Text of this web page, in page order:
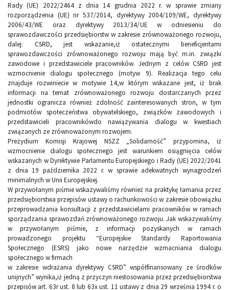
Rady (UE) 2022/2464 z dnia 14 grudnia 2022 r. w sprawie zmiany
rozporządzenia (UE) nr 537/2014, dyrektywy 2004/109/WE, dyrektywy
2006/43/WE oraz dyrektywy 2013/34/UE w odniesieniu do
sprawozdawczości przedsiębiorstw w zakresie zrównoważonego rozwoju,
dalej: CSRD, jest wskazanie,iż ostatecznymi beneficjentami
sprawozdawczości zrównoważonego rozwoju mają być m.in. związki
zawodowe i przedstawiciele pracowników. Jednym z celów CSRD jest
wzmocnienie dialogu społecznego (motyw 9). Realizacja tego celu
znajduje rozwiniecie w motywie 14,w którym wskazane jest, iż brak
informacji na temat zrównoważonego rozwoju dostarczanych przez
jednostki ogranicza również zdolność zainteresowanych stron, w tym
podmiotów społeczeństwa obywatelskiego, związków zawodowych i
przedstawicieli pracownikówdo nawiązywania dialogu w kwestiach
związanych ze zrównoważonym rozwojem.
Prezydium Komisji Krajowej NSZZ „Solidarność” przypomina, iż
wzmocnienie dialogu społecznego jest warunkiem osiągnięcia celów
wskazanych w Dyrektywie Parlamentu Europejskiego i Rady (UE) 2022/2041
z dnia 19 października 2022 r. w sprawie adekwatnych wynagrodzeń
minimalnych w Unii Europejskiej.
W przywołanym piśmie wskazywaliśmy również na praktykę łamania przez
przedsiębiorstwa przepisów ustawy o rachunkowości w zakresie obowiązku
przeprowadzania konsultacji z przedstawicielami pracowników w ramach
sporządzania sprawozdań zrównoważonego rozwoju. Jak wskazywaliśmy
w przywołanym piśmie, z informacji pozyskanych w ramach
prowadzonego projektu “Europejskie Standardy Raportowania
Społecznego (ESRS) jako nowe narzędzie wzmacniania dialogu
społecznego w firmach
w zakresie wdrażania dyrektywy CSRD” współfinansowany ze środków
unijnych” wynika,iż jedną z przyczyn niestosowania przez przedsiębiorstwa
przepisów art. 63r ust. 8 lub 63x ust. 11 ustawy z dnia 29 września 1994 r. o